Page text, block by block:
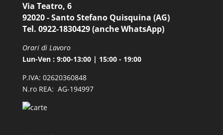
Via Teatro, 6
92020 - Santo Stefano Quisquina (AG)
Tel. 0922-1830429 (anche WhatsApp)
Orari di Lavoro
Lun-Ven : 9:00-13:00 | 15:00 - 19:00
P.IVA: 02620360848
N.ro REA: AG-194997